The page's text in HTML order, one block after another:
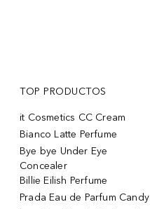
TOP PRODUCTOS
it Cosmetics CC Cream
Bianco Latte Perfume
Bye bye Under Eye
Concealer
Billie Eilish Perfume
Prada Eau de Parfum Candy